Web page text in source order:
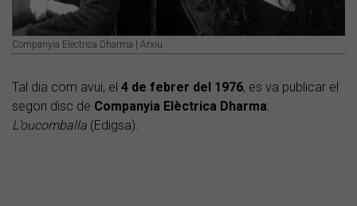
Companyia Elèctrica Dharma | Arxiu
Tal dia com avui, el 4 de febrer del 1976, es va publicar el
segon disc de Companyia Elèctrica Dharma:
L’oucomballa (Edigsa).